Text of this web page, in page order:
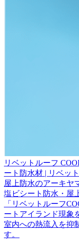
リベットルーフ
ート防水材 | リベッ
屋上防水のアーキヤ
塩ビシート防水・屋
「リベットルーフ
ートアイランド現象
室内への熱流入を抑
す。